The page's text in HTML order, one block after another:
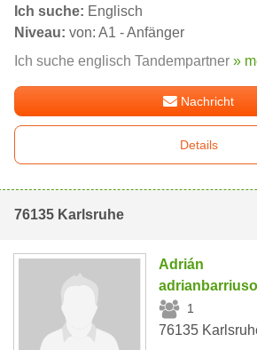
Ich suche: Englisch
Niveau: von: A1 - Anfänger
Ich suche englisch Tandempartner »
Nachricht
Details
76135 Karlsruhe
Adrián
1
76135